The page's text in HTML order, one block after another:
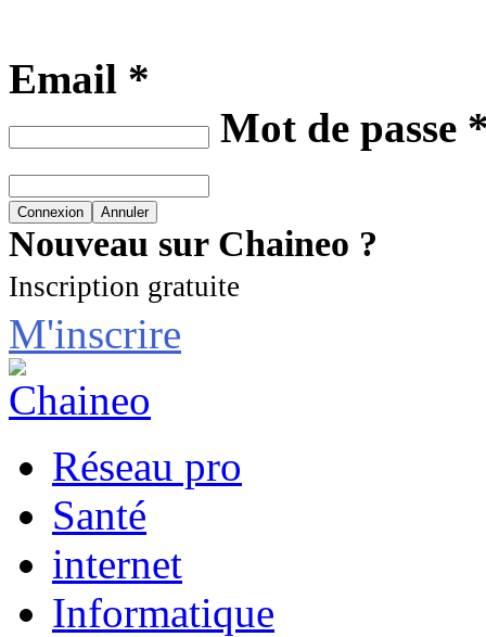
Email *
Mot de passe
Nouveau sur Chaineo ?
Inscription gratuite
M'inscrire
Réseau pro
Santé
internet
Informatique